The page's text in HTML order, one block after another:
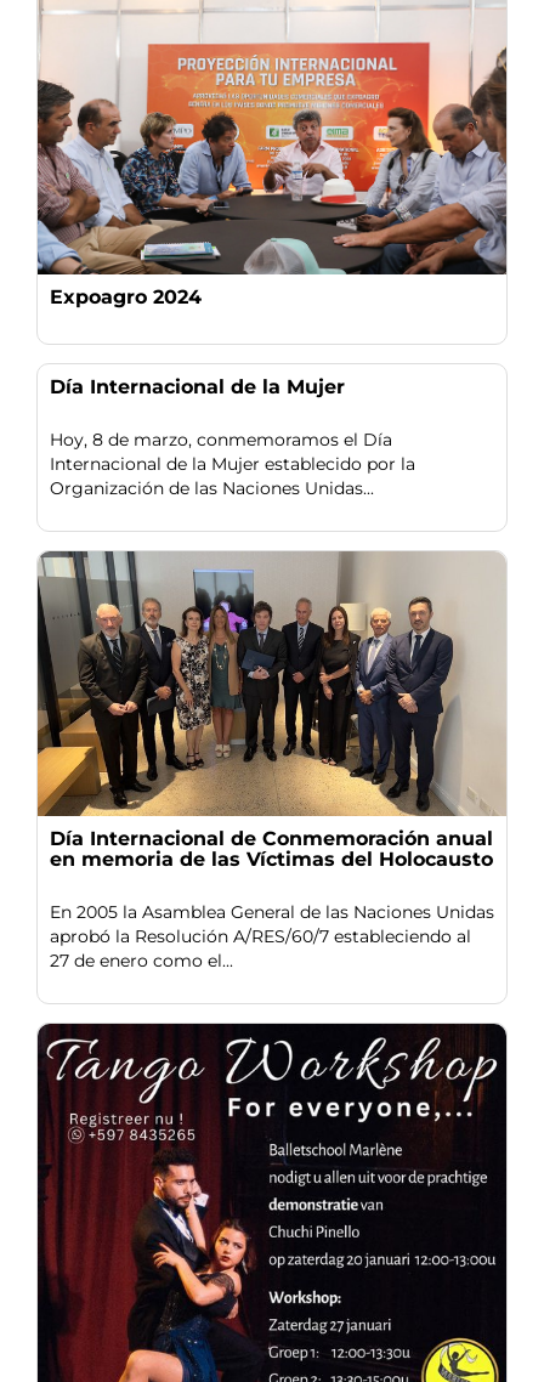
Expoagro 2024
Día Internacional de la Mujer
Hoy, 8 de marzo, conmemoramos el Día
Internacional de la Mujer establecido por la
Organización de las Naciones Unidas...
Día Internacional de Conmemoración anual
en memoria de las Víctimas del Holocausto
En 2005 la Asamblea General de las Naciones Unidas
aprobó la Resolución A/RES/60/7 estableciendo al
27 de enero como el...